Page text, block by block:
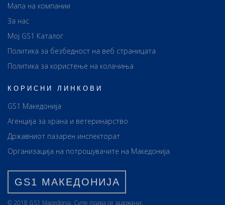
Мапа на компании
За нас
Мој GS1 Каталог
Политика за безбедност на веб страницата
Политика за користење на колачиња
КОРИСНИ ЛИНКОВИ
GS1 Македонија
Агенција за храна и ветеринарство
Државниот пазарен инспекторат
Организација на потрошувачите на Македонија
GS1 МАКЕДОНИЈА
© 2018 GS1 Маcedonia. Сите права се задржани.